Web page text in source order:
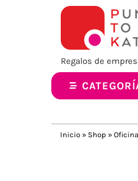
Regalos de
Inicio » Shop » Oficina